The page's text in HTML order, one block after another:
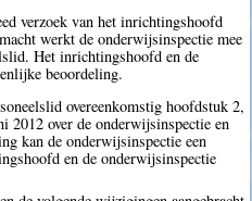
verzoek van het inrichtingshoofd
werkt de onderwijsinspectie mee
Het inrichtingshoofd en de
beoordeling.
overeenkomstig hoofdstuk 2,
2012 over de onderwijsinspectie en
kan de onderwijsinspectie een
en de onderwijsinspectie